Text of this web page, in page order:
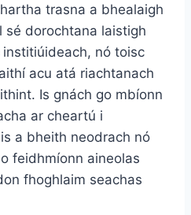
trasna a bhealaigh
sé dorochtana laistigh
nó toisc
acu atá riachtanach
Is gnách go mbíonn
ar cheartú i
a bheith neodrach nó
feidhmíonn aineolas
fhoghlaim seachas